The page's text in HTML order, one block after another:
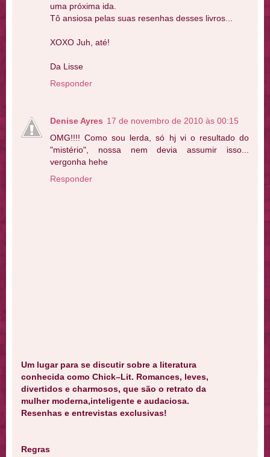
uma próxima ida.
Tô ansiosa pelas suas resenhas desses livros...
XOXO Juh, até!
Da Lisse
Responder
Denise Ayres 17 de novembro de 2010 às 00:15
OMG!!!! Como sou lerda, só hj vi o resultado do
"mistério", nossa nem devia assumir isso...
vergonha hehe
Responder
Um lugar para se discutir sobre a literatura
conhecida como Chick–Lit. Romances, leves,
divertidos e charmosos, que são o retrato da
mulher moderna,inteligente e audaciosa.
Resenhas e entrevistas exclusivas!
Regras